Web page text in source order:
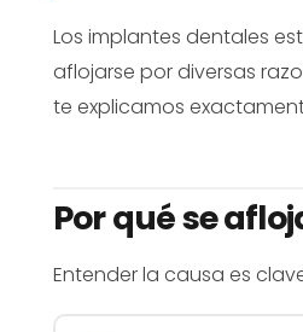
Los implantes dentales
aflojarse por diversas
te explicamos
Por qué se
Entender la causa es